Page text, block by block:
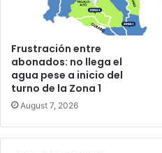
Frustración entre
abonados: no llega el
agua pese a inicio del
turno de la Zona 1
August 7, 2026